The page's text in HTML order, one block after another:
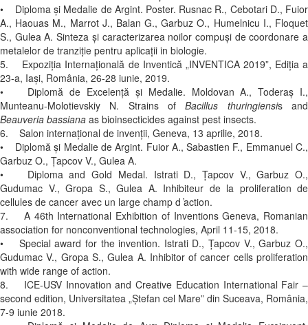
• Diploma și Medalie de Argint. Poster. Rusnac R., Cebotari D., Fuior
A., Haouas M., Marrot J., Balan G., Garbuz O., Humelnicu I., Floquet
S., Gulea A. Sinteza și caracterizarea noilor compuși de coordonare a
metalelor de tranziție pentru aplicații in biologie.
5. Expoziția Internațională de Inventică „INVENTICA 2019”, Ediția a
23-a, Iași, România, 26-28 iunie, 2019.
• Diplomă de Excelență și Medalie. Moldovan A., Toderaş I.,
Munteanu-Molotievskiy N. Strains ofBacillus thuringiensis and
Beauveria bassiana as bioinsecticides against pest insects.
6. Salon internațional de invenții, Geneva, 13 aprilie, 2018.
• Diplomă și Medalie de Argint. Fuior A., Sabastien F., Emmanuel C.,
Garbuz O., Țapcov V., Gulea A.
• Diploma and Gold Medal. Istrati D., Țapcov V., Garbuz O.,
Gudumac V., Gropa S., Gulea A. Inhibiteur de la proliferation de
cellules de cancer avec un large champ d ҆action.
7. A 46th International Exhibition of Inventions Geneva, Romanian
association for nonconventional technologies, April 11-15, 2018.
• Special award for the invention. Istrati D., Țapcov V., Garbuz O.,
Gudumac V., Gropa S., Gulea A. Inhibitor of cancer cells proliferation
with wide range of action.
8. ICE-USV Innovation and Creative Education International Fair –
second edition, Universitatea „Ştefan cel Mare” din Suceava, România,
7-9 iunie 2018.